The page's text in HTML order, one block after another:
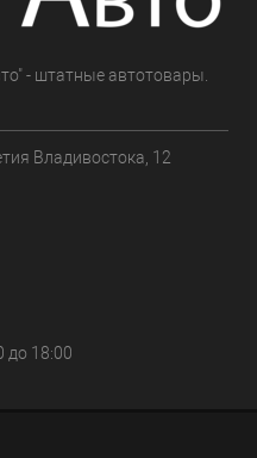
- штатные автотовары.
Владивостока, 12
до 18:00